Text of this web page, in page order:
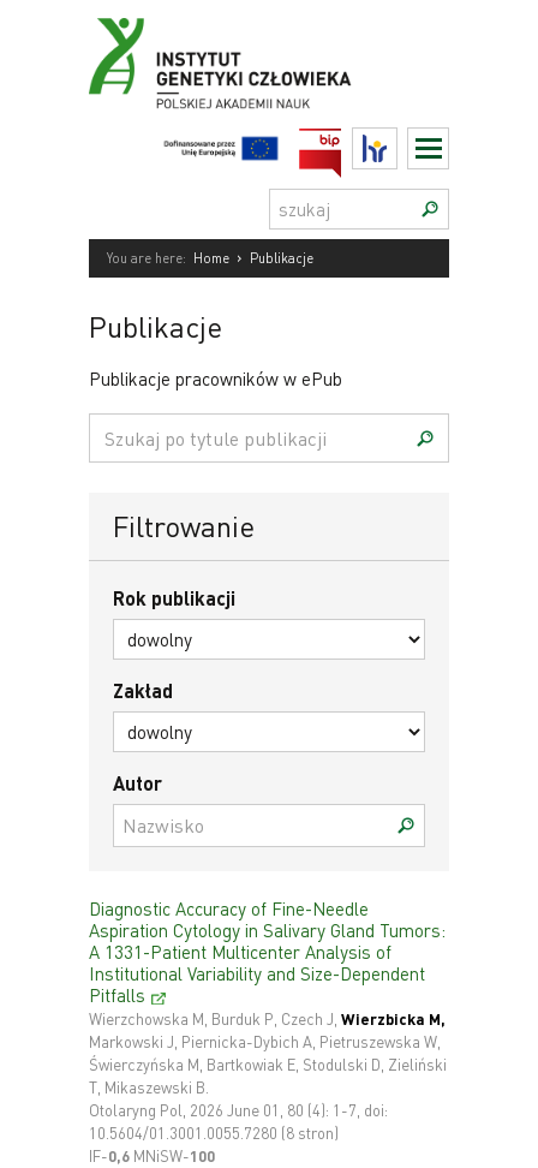
BIP HR
Szukaj:
You are here: Home › Publikacje
Publikacje
Publikacje pracowników w ePub
po
Filtrowanie
Rok publikacji
Zakład
Autor
Diagnostic Accuracy of Fine-Needle
Aspiration Cytology in Salivary Gland Tumors:
A 1331-Patient Multicenter Analysis of
Institutional Variability and Size-Dependent
Pitfalls
Wierzchowska M, Burduk P, Czech J, Wierzbicka M,
Markowski J, Piernicka-Dybich A, Pietruszewska W,
Świerczyńska M, Bartkowiak E, Stodulski D, Zieliński
T, Mikaszewski B.
Otolaryng Pol, 2026 June 01, 80 (4): 1-7, doi:
10.5604/01.3001.0055.7280 (8 stron)
IF-0,6 MNiSW-100